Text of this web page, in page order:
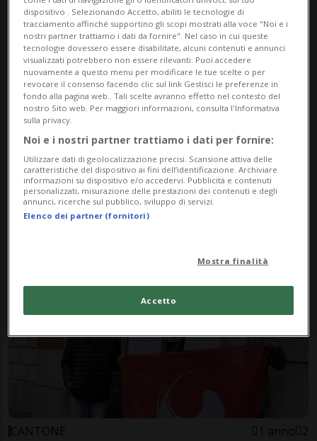
SVIZZERA 1 anno
130'000 firme per Gaza: cresce
la pressione sul Consiglio
CANTONE 1 anno 2
dispositivo . Selezionando Accetto, abiliti le tecnologie di
tracciamento affinché supportino gli scopi mostrati alla voce "Noi e i
nostri partner trattiamo i dati da fornire". Nel caso in cui queste
tecnologie dovessero essere disabilitate, alcuni contenuti e annunci
visualizzati potrebbero non essere rilevanti. Puoi accedere
nuovamente a questo menu per modificare le tue scelte o per
revocare il consenso facendo clic sul link Gestisci le preferenze in
fondo alla pagina web.. Tali scelte avranno effetto nel contesto del
nostro Sito web. Per maggiori informazioni, consulta l'Informativa
sulla privacy.
Noi e i nostri partner trattiamo i dati per fornire:
Utilizzare dati di geolocalizzazione precisi. Scansione attiva delle
caratteristiche del dispositivo ai fini dell’identificazione. Archiviare
informazioni su dispositivo e/o accedervi. Pubblicità e contenuti
personalizzati, misurazione delle prestazioni dei contenuti e degli
annunci, ricerche sul pubblico, sviluppo di servizi.
Elenco dei partner (fornitori)
Mostra finalità
Accetto